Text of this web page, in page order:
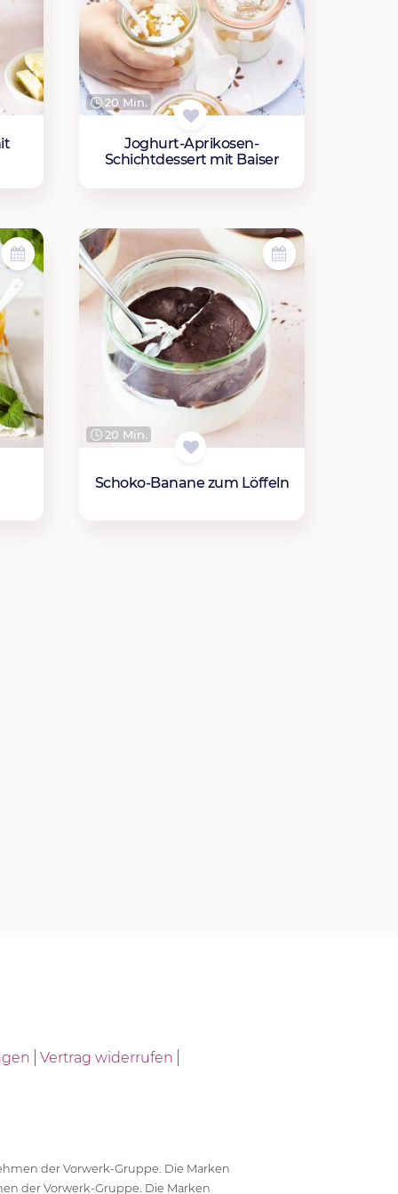
20 Min.
Joghurt-Aprikosen-
Schichtdessert mit Baiser
20 Min.
Schoko-Banane zum Löffeln
Vertrag widerrufen
der Vorwerk-Gruppe. Die Marken
der Vorwerk-Gruppe. Die Marken